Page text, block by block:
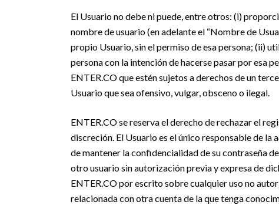
El Usuario no debe ni puede, entre otros: (i)
nombre de usuario (en adelante el “Nombre de
propio Usuario, sin el permiso de esa persona; (ii)
persona con la intención de hacerse pasar por esa
ENTER.CO que estén sujetos a derechos de un
Usuario que sea ofensivo, vulgar, obsceno o ilegal.
ENTER.CO se reserva el derecho de rechazar el
discreción. El Usuario es el único responsable de la
de mantener la confidencialidad de su contraseña
otro usuario sin autorización previa y expresa de
ENTER.CO por escrito sobre cualquier uso no
relacionada con otra cuenta de la que tenga